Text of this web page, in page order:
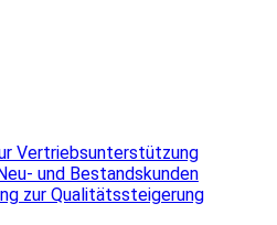
Vertriebsunterstützung
und Bestandskunden
zur Qualitätssteigerung